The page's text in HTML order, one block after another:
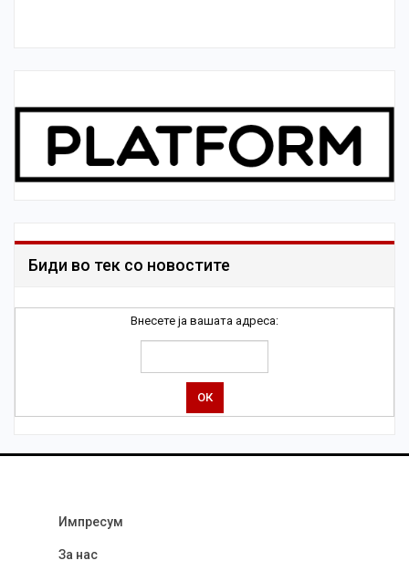
Биди во тек со новостите
Внесете ја вашата адреса:
Импресум
За нас